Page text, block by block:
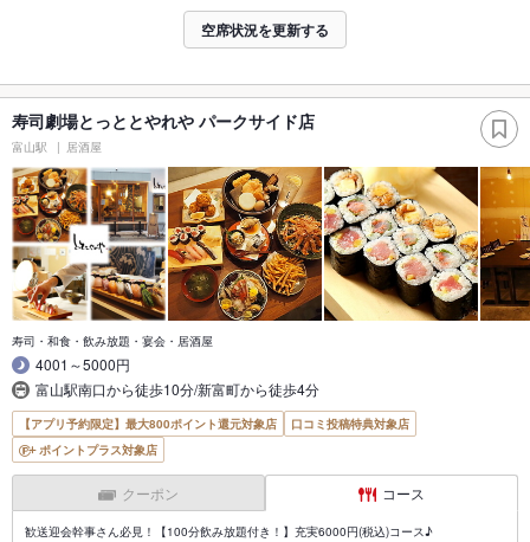
空席状況を更新する
寿司劇場とっととやれや パークサイド店
富山駅 居酒屋
寿司・和食・飲み放題・宴会・居酒屋
4001～5000円
富山駅南口から徒歩10分/新富町から徒歩4分
【アプリ予約限定】最大800ポイント還元対象店
口コミ投稿特典対象店
ポイントプラス対象店
クーポン コース
歓送迎会幹事さん必見！【100分飲み放題付き！】充実6000円(税込)コース♪